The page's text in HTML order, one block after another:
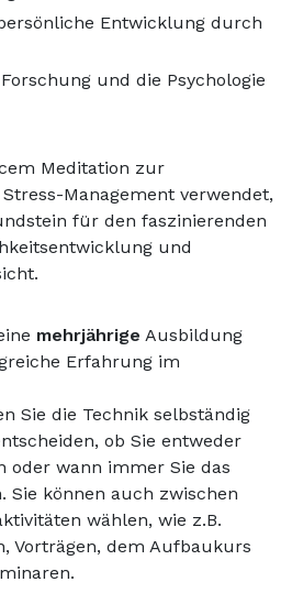
Entwicklung durch
und die Psychologie
Meditation zur
Management verwendet,
für den faszinierenden
und
mehrjährige Ausbildung
Erfahrung im
Sie die Technik selbständig
ob Sie entweder
oder wann immer Sie das
Sie können auch zwischen
wählen, wie z.B.
Vorträgen, dem Aufbaukurs